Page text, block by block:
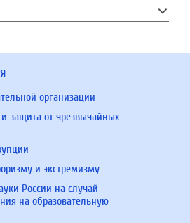
организации
защита от чрезвычайных
и экстремизму
России на случай
на образовательную